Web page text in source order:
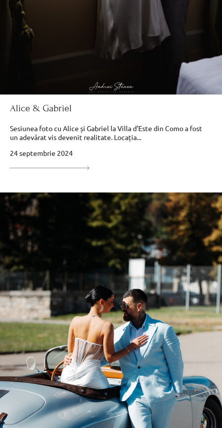
Alice & Gabriel
Sesiunea foto cu Alice și Gabriel la Villa d’Este din Como a fost
un adevărat vis devenit realitate. Locația...
24 septembrie 2024